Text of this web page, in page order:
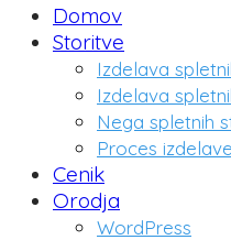
Domov
Storitve
Izdelava
Izdelava
Nega spletnih
Proces
Cenik
Orodja
WordPress